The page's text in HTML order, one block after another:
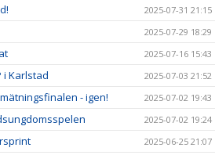
2025-07-31 21:15
2025-07-29 18:29
2025-07-16 15:43
i Karlstad 2025-07-03 21:52
- igen! 2025-07-02 19:43
2025-07-02 19:24
2025-06-25 21:07